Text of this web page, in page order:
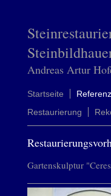
Andreas Artur
Startseite
Restaurierung
Gartenskulptur